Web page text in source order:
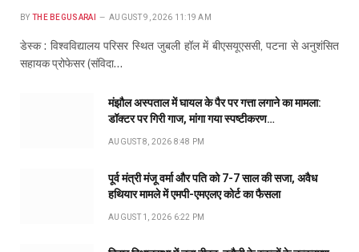
BY THE BEGUSARAI AUGUST 9, 2026 11:19 AM
डेस्क : विश्वविद्यालय परिसर स्थित जुबली हॉल में बीएसयूएससी, पटना से अनुशंसित
सहायक प्रोफेसर (संविदा…
मंझौल अस्पताल में घायल के पैर पर गत्ता लगाने का मामला:
डॉक्टर पर गिरी गाज, मांगा गया स्पष्टीकरण…
AUGUST 8, 2026 8:48 PM
पूर्व मंत्री मंजू वर्मा और पति को 7-7 साल की सजा, अवैध
हथियार मामले में एमपी-एमएलए कोर्ट का फैसला
AUGUST 1, 2026 6:22 PM